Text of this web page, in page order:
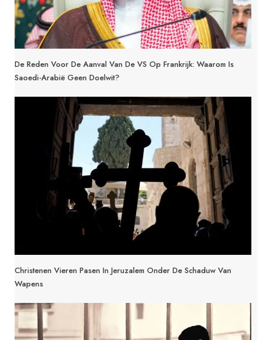
De Reden Voor De Aanval Van De VS Op Frankrijk: Waarom Is
Saoedi-Arabië Geen Doelwit?
Christenen Vieren Pasen In Jeruzalem Onder De Schaduw Van
Wapens